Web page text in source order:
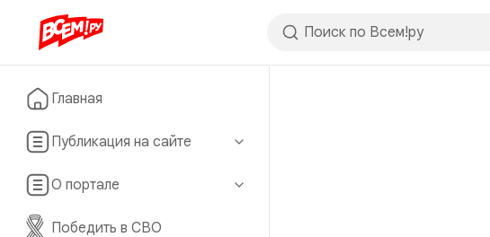
Главная
Публикация на сайте
О портале
Победить в СВО